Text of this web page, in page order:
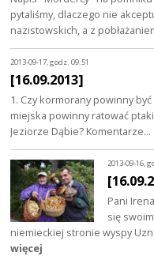
pytaliśmy, dlaczego nie
nazistowskich, a z
2013-09-17, godz. 09:51
[16.09.2013]
1. Czy kormorany powinny
miejska powinny ratować
Jeziorze Dąbie? Komentarze…
2013-09-16,
Pani
się
niemieckiej stronie wyspy
więcej